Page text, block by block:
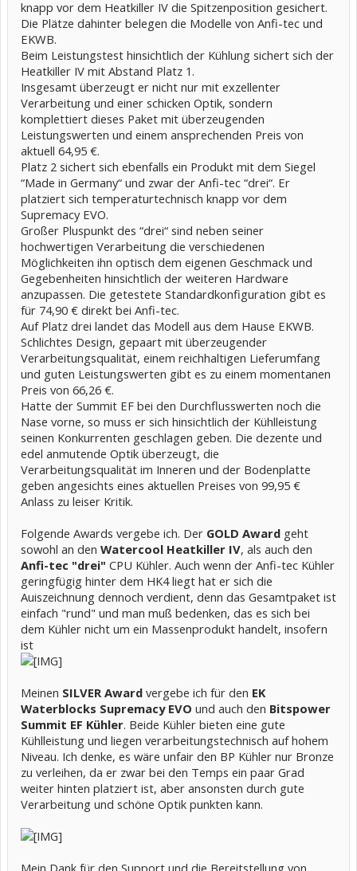
knapp vor dem Heatkiller IV die Spitzenposition gesichert.
Die Plätze dahinter belegen die Modelle von Anfi-tec und
EKWB.
Beim Leistungstest hinsichtlich der Kühlung sichert sich der
Heatkiller IV mit Abstand Platz 1.
Insgesamt überzeugt er nicht nur mit exzellenter
Verarbeitung und einer schicken Optik, sondern
komplettiert dieses Paket mit überzeugenden
Leistungswerten und einem ansprechenden Preis von
aktuell 64,95 €.
Platz 2 sichert sich ebenfalls ein Produkt mit dem Siegel
“Made in Germany“ und zwar der Anfi-tec “drei“. Er
platziert sich temperaturtechnisch knapp vor dem
Supremacy EVO.
Großer Pluspunkt des “drei“ sind neben seiner
hochwertigen Verarbeitung die verschiedenen
Möglichkeiten ihn optisch dem eigenen Geschmack und
Gegebenheiten hinsichtlich der weiteren Hardware
anzupassen. Die getestete Standardkonfiguration gibt es
für 74,90 € direkt bei Anfi-tec.
Auf Platz drei landet das Modell aus dem Hause EKWB.
Schlichtes Design, gepaart mit überzeugender
Verarbeitungsqualität, einem reichhaltigen Lieferumfang
und guten Leistungswerten gibt es zu einem momentanen
Preis von 66,26 €.
Hatte der Summit EF bei den Durchflusswerten noch die
Nase vorne, so muss er sich hinsichtlich der Kühlleistung
seinen Konkurrenten geschlagen geben. Die dezente und
edel anmutende Optik überzeugt, die
Verarbeitungsqualität im Inneren und der Bodenplatte
geben angesichts eines aktuellen Preises von 99,95 €
Anlass zu leiser Kritik.
Folgende Awards vergebe ich. Der GOLD Award geht
sowohl an den Watercool Heatkiller IV, als auch den
Anfi-tec "drei" CPU Kühler. Auch wenn der Anfi-tec Kühler
geringfügig hinter dem HK4 liegt hat er sich die
Auiszeichnung dennoch verdient, denn das Gesamtpaket ist
einfach "rund" und man muß bedenken, das es sich bei
dem Kühler nicht um ein Massenprodukt handelt, insofern
ist
Meinen SILVER Award vergebe ich für den EK
Waterblocks Supremacy EVO und auch den Bitspower
Summit EF Kühler. Beide Kühler bieten eine gute
Kühlleistung und liegen verarbeitungstechnisch auf hohem
Niveau. Ich denke, es wäre unfair den BP Kühler nur Bronze
zu verleihen, da er zwar bei den Temps ein paar Grad
weiter hinten platziert ist, aber ansonsten durch gute
Verarbeitung und schöne Optik punkten kann.
Mein Dank für den Support und die Bereitstellung von